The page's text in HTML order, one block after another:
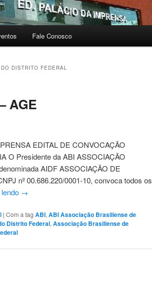
Fale Conosco
DISTRITO FEDERAL
AGE
EDITAL DE CONVOCAÇÃO
O Presidente da ABI ASSOCIAÇÃO
AIDF ASSOCIAÇÃO DE
nº 00.686.220/0001-10, convoca todos os
→
| Com a tag ABI, ABI Associação Brasiliense de
Distrito Federal, Associação Brasiliense de